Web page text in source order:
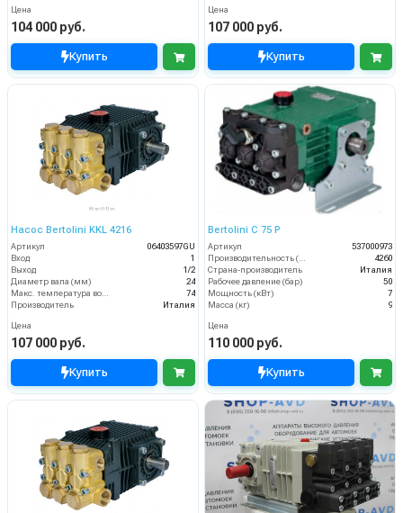
Цена
104 000 руб.
Купить
Цена
107 000 руб.
Купить
Насос Bertolini KKL 4216
Артикул
06403597GU
Вход
1
Выход
1/2
Диаметр вала (мм)
24
74
Производитель
Италия
Цена
107 000 руб.
Купить
Bertolini С 75 P
Артикул
537000973
4260
Страна-производитель
Италия
Рабочее давление (бар)
50
Мощность (кВт)
7
Масса (кг)
9
Цена
110 000 руб.
Купить